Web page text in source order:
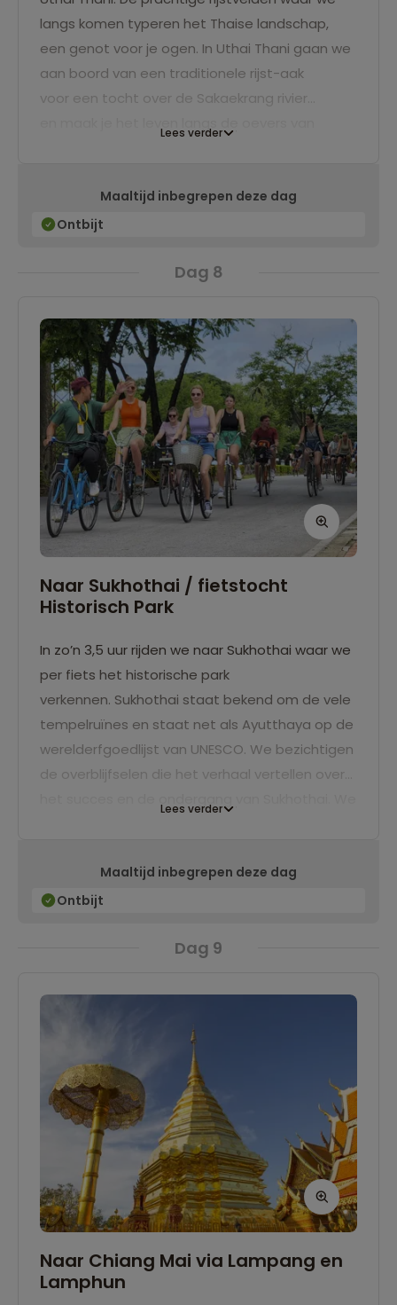
langs komen typeren het Thaise landschap,
een genot voor je ogen. In Uthai Thani gaan we
aan boord van een traditionele rijst-aak
voor een tocht over de Sakaekrang rivier
bezoeken we een mooie tempel, de Wat Tha
Sung. We slapen een nacht in een landelijk
Lees verder
Maaltijd inbegrepen deze dag
Ontbijt
Dag 8
Naar Sukhothai / fietstocht
Historisch Park
In zo’n 3,5 uur rijden we naar Sukhothai waar we
per fiets het historische park
verkennen. Sukhothai staat bekend om de vele
tempelruïnes en staat net als Ayutthaya op de
werelderfgoedlijst van UNESCO. We bezichtigen
de overblijfselen die het verhaal vertellen over
Lees verder
Maaltijd inbegrepen deze dag
Ontbijt
Dag 9
Naar Chiang Mai via Lampang en
Lamphun